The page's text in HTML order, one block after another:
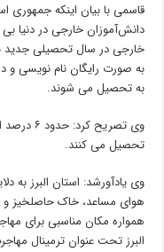
قاسمی با بیان اینکه
دانش‌آموزان خارجی در دنیا
خارجی در سال تحصیلی جدید
به صورت رایگان نام نویسی و
به تحصیل می شوند.
وی
تحصیل می کنند.
وی یادآورشد: استان البرز به
هوای مساعد، خاک حاصلخیز و
همواره مکان مناسبی برای
البرز تحت عنوان ترمینال